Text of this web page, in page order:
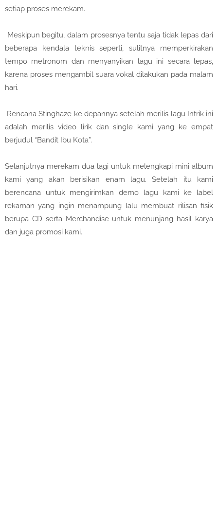
setiap proses merekam.
Meskipun begitu, dalam prosesnya tentu saja tidak lepas dari
beberapa kendala teknis seperti, sulitnya memperkirakan
tempo metronom dan menyanyikan lagu ini secara lepas,
karena proses mengambil suara vokal dilakukan pada malam
hari.
Rencana Stinghaze ke depannya setelah merilis lagu Intrik ini
adalah merilis video lirik dan single kami yang ke empat
berjudul “Bandit Ibu Kota”.
Selanjutnya merekam dua lagi untuk melengkapi mini album
kami yang akan berisikan enam lagu. Setelah itu kami
berencana untuk mengirimkan demo lagu kami ke label
rekaman yang ingin menampung lalu membuat rilisan fisik
berupa CD serta Merchandise untuk menunjang hasil karya
dan juga promosi kami.